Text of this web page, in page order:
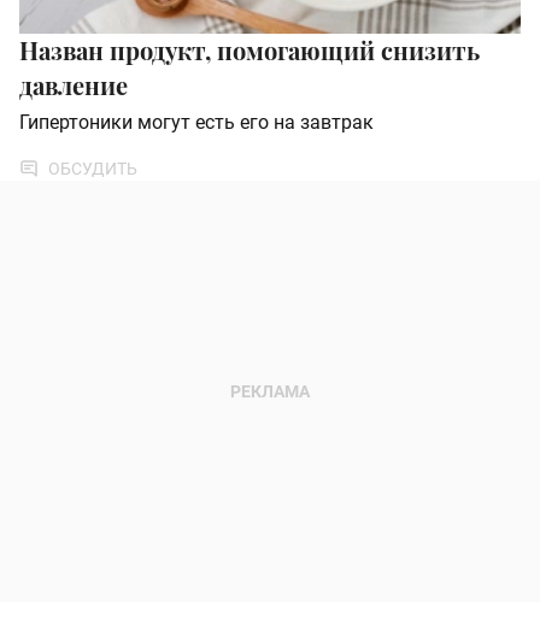
Назван продукт, помогающий снизить
давление
Гипертоники могут есть его на завтрак
ОБСУДИТЬ